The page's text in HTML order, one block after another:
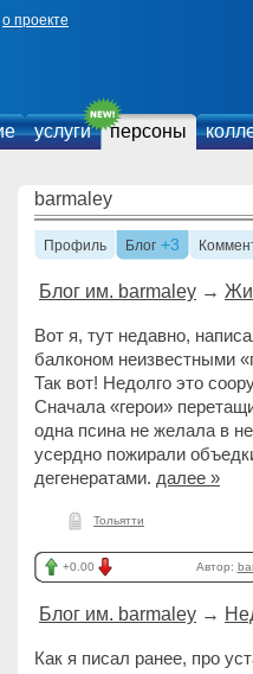
о проекте
услуги персоны
barmaley
Профиль Блог +3
Блог им. barmaley →
Вот я, тут недавно,
балконом неизвестными
Так вот! Недолго это
Сначала «герои»
одна псина не желала в
усердно пожирали
дегенератами. далее »
Тольятти
+0.00 Автор:
Блог им. barmaley →
Как я писал ранее, про